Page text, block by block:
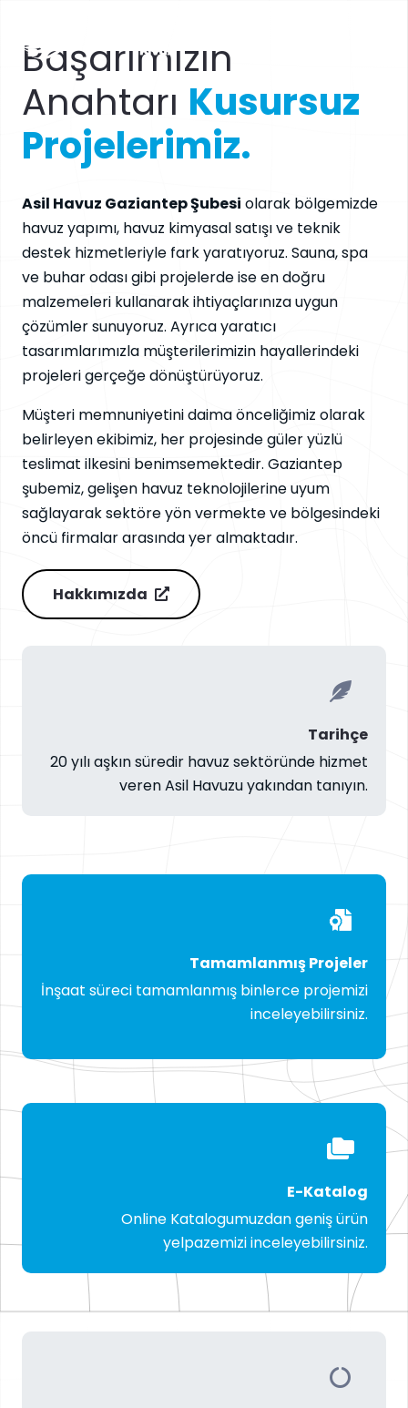
Başarımızın
Anahtarı Kusursuz
Projelerimiz.
Asil Havuz Gaziantep Şubesi olarak bölgemizde
havuz yapımı, havuz kimyasal satışı ve teknik
destek hizmetleriyle fark yaratıyoruz. Sauna, spa
ve buhar odası gibi projelerde ise en doğru
malzemeleri kullanarak ihtiyaçlarınıza uygun
çözümler sunuyoruz. Ayrıca yaratıcı
tasarımlarımızla müşterilerimizin hayallerindeki
projeleri gerçeğe dönüştürüyoruz.
Müşteri memnuniyetini daima önceliğimiz olarak
belirleyen ekibimiz, her projesinde güler yüzlü
teslimat ilkesini benimsemektedir. Gaziantep
şubemiz, gelişen havuz teknolojilerine uyum
sağlayarak sektöre yön vermekte ve bölgesindeki
öncü firmalar arasında yer almaktadır.
Hakkımızda
Tarihçe
20 yılı aşkın süredir havuz sektöründe hizmet
veren Asil Havuzu yakından tanıyın.
Tamamlanmış Projeler
İnşaat süreci tamamlanmış binlerce projemizi
inceleyebilirsiniz.
E-Katalog
Online Katalogumuzdan geniş ürün
yelpazemizi inceleyebilirsiniz.